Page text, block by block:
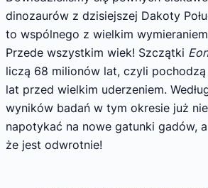
dinozaurów z dzisiejszej Dakoty
to wspólnego z wielkim
Przede wszystkim wiek! Szczątki
liczą 68 milionów lat, czyli
lat przed wielkim uderzeniem.
wyników badań w tym okresie już
napotykać na nowe gatunki gadów,
że jest odwrotnie!